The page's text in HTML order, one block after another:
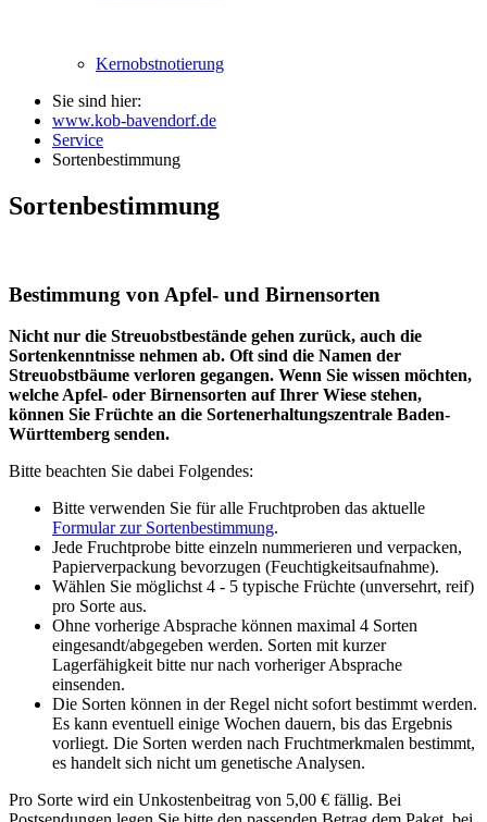
Kernobstnotierung
Sie sind hier:
www.kob-bavendorf.de
Service
Sortenbestimmung
Sortenbestimmung
Bestimmung von Apfel- und Birnensorten
Nicht nur die Streuobstbestände gehen zurück, auch die
Sortenkenntnisse nehmen ab. Oft sind die Namen der
Streuobstbäume verloren gegangen. Wenn Sie wissen möchten,
welche Apfel- oder Birnensorten auf Ihrer Wiese stehen,
können Sie Früchte an die Sortenerhaltungszentrale Baden-
Württemberg senden.
Bitte beachten Sie dabei Folgendes:
Bitte verwenden Sie für alle Fruchtproben das aktuelle
Formular zur Sortenbestimmung.
Jede Fruchtprobe bitte einzeln nummerieren und verpacken,
Papierverpackung bevorzugen (Feuchtigkeitsaufnahme).
Wählen Sie möglichst 4 - 5 typische Früchte (unversehrt, reif)
pro Sorte aus.
Ohne vorherige Absprache können maximal 4 Sorten
eingesandt/abgegeben werden. Sorten mit kurzer
Lagerfähigkeit bitte nur nach vorheriger Absprache
einsenden.
Die Sorten können in der Regel nicht sofort bestimmt werden.
Es kann eventuell einige Wochen dauern, bis das Ergebnis
vorliegt. Die Sorten werden nach Fruchtmerkmalen bestimmt,
es handelt sich nicht um genetische Analysen.
Pro Sorte wird ein Unkostenbeitrag von 5,00 € fällig. Bei